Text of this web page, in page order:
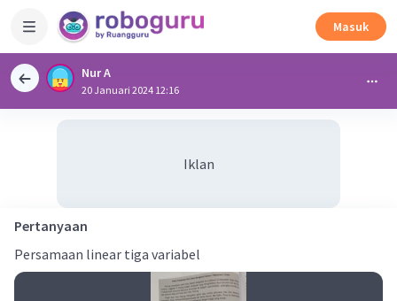
Masuk
Nur A
20 Januari 2024 12:16
Iklan
Pertanyaan
Persamaan linear tiga variabel